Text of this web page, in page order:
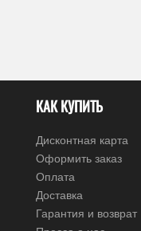
КАК КУПИТЬ
Дисконтная карта
Оформить заказ
Оплата
Доставка
Гарантия и возврат